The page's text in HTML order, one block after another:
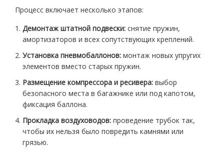
Процесс включает несколько этапов:
Демонтаж штатной подвески: снятие пружин,
амортизаторов и всех сопутствующих креплений.
Установка пневмобаллонов: монтаж новых упругих
элементов вместо старых пружин.
Размещение компрессора и ресивера: выбор
безопасного места в багажнике или под капотом,
фиксация баллона.
Прокладка воздуховодов: проведение трубок так,
чтобы их нельзя было повредить камнями или
грязью.